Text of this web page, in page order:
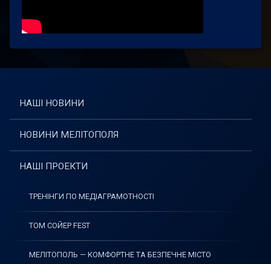
НАШІ НОВИНИ
НОВИНИ МЕЛІТОПОЛЯ
НАШІ ПРОЕКТИ
ТРЕНІНГИ ПО МЕДІАГРАМОТНОСТІ
ТОМ СОЙЕР FEST
МЕЛІТОПОЛЬ — КОМФОРТНЕ ТА БЕЗПЕЧНЕ МІСТО